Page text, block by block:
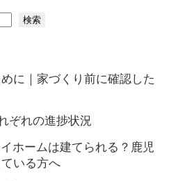
検索
に｜家づくり前に確認した
ぞれの進捗状況
ホームは建てられる？鹿児
いる方へ